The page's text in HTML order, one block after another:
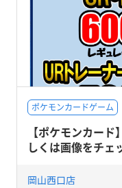
ポケモンカードゲーム
【ポケモンカー
しくは画像をチェ
岡山西口店